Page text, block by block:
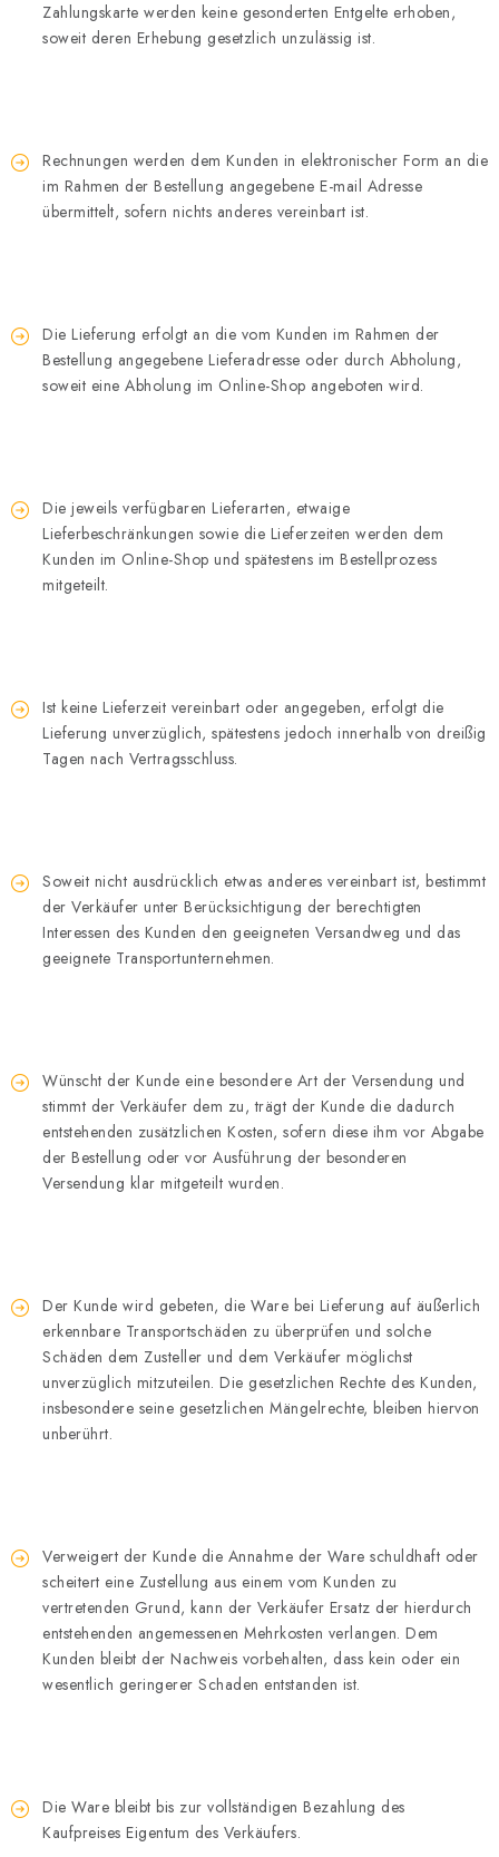
Zahlungskarte werden keine gesonderten Entgelte erhoben,
soweit deren Erhebung gesetzlich unzulässig ist.
Rechnungen werden dem Kunden in elektronischer Form an die
im Rahmen der Bestellung angegebene E-mail Adresse
übermittelt, sofern nichts anderes vereinbart ist.
Die Lieferung erfolgt an die vom Kunden im Rahmen der
Bestellung angegebene Lieferadresse oder durch Abholung,
soweit eine Abholung im Online-Shop angeboten wird.
Die jeweils verfügbaren Lieferarten, etwaige
Lieferbeschränkungen sowie die Lieferzeiten werden dem
Kunden im Online-Shop und spätestens im Bestellprozess
mitgeteilt.
Ist keine Lieferzeit vereinbart oder angegeben, erfolgt die
Lieferung unverzüglich, spätestens jedoch innerhalb von dreißig
Tagen nach Vertragsschluss.
Soweit nicht ausdrücklich etwas anderes vereinbart ist, bestimmt
der Verkäufer unter Berücksichtigung der berechtigten
Interessen des Kunden den geeigneten Versandweg und das
geeignete Transportunternehmen.
Wünscht der Kunde eine besondere Art der Versendung und
stimmt der Verkäufer dem zu, trägt der Kunde die dadurch
entstehenden zusätzlichen Kosten, sofern diese ihm vor Abgabe
der Bestellung oder vor Ausführung der besonderen
Versendung klar mitgeteilt wurden.
Der Kunde wird gebeten, die Ware bei Lieferung auf äußerlich
erkennbare Transportschäden zu überprüfen und solche
Schäden dem Zusteller und dem Verkäufer möglichst
unverzüglich mitzuteilen. Die gesetzlichen Rechte des Kunden,
insbesondere seine gesetzlichen Mängelrechte, bleiben hiervon
unberührt.
Verweigert der Kunde die Annahme der Ware schuldhaft oder
scheitert eine Zustellung aus einem vom Kunden zu
vertretenden Grund, kann der Verkäufer Ersatz der hierdurch
entstehenden angemessenen Mehrkosten verlangen. Dem
Kunden bleibt der Nachweis vorbehalten, dass kein oder ein
wesentlich geringerer Schaden entstanden ist.
Die Ware bleibt bis zur vollständigen Bezahlung des
Kaufpreises Eigentum des Verkäufers.